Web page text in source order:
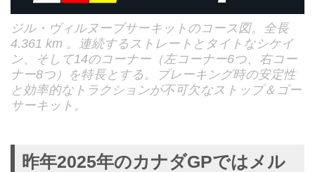
ジル・ヴィルヌーブサーキットのコース図。全長
4.361 km 。連続するストレートとタイトなシケイ
ン、そして14のコーナー（左コーナー6つ、右コー
ナー8つ）を特長とする。ブレーキング時の安定性
と効率的なトラクションが不可欠なストップ＆ゴー
サーキット。
昨年2025年のカナダGPではメル